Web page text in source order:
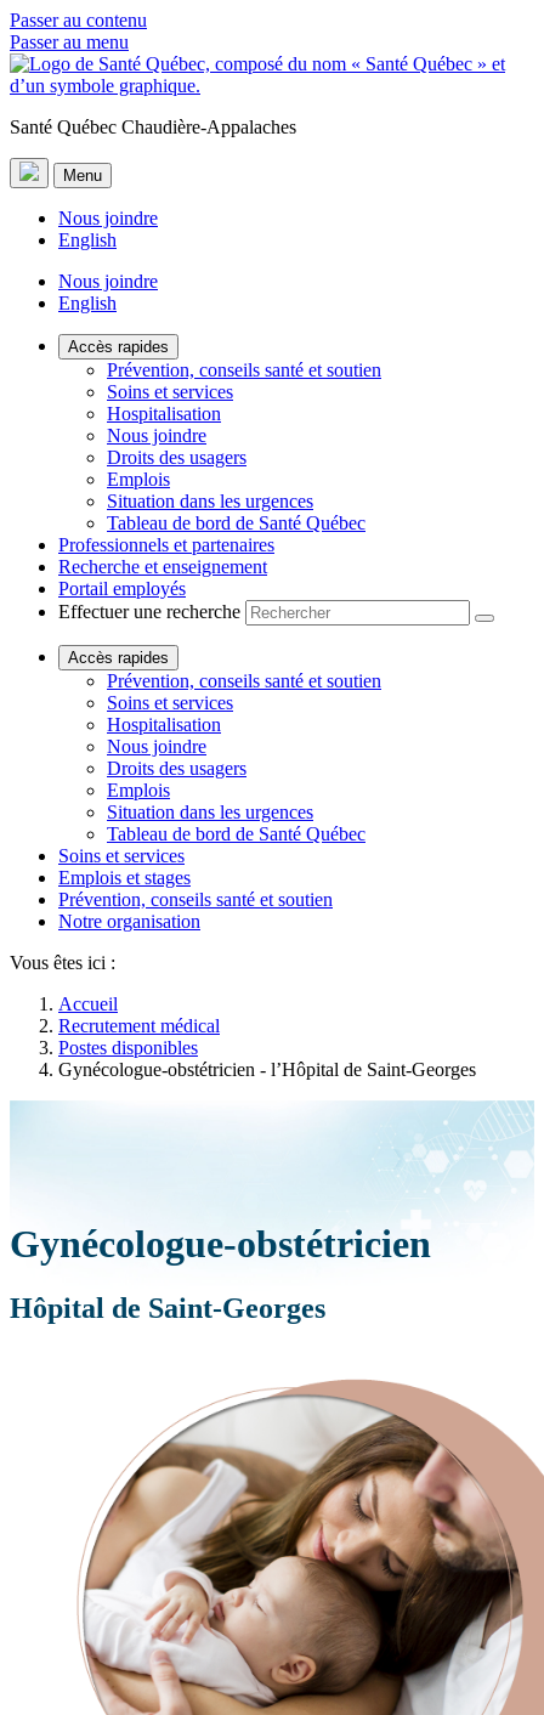
Passer au contenu
Passer au menu
Santé Québec Chaudière-Appalaches
Menu
Nous joindre
English
Nous joindre
English
Accès rapides
Prévention, conseils santé et soutien
Soins et services
Hospitalisation
Nous joindre
Droits des usagers
Emplois
Situation dans les urgences
Tableau de bord de Santé Québec
Professionnels et partenaires
Recherche et enseignement
Portail employés
Effectuer une recherche
Accès rapides
Prévention, conseils santé et soutien
Soins et services
Hospitalisation
Nous joindre
Droits des usagers
Emplois
Situation dans les urgences
Tableau de bord de Santé Québec
Soins et services
Emplois et stages
Prévention, conseils santé et soutien
Notre organisation
Vous êtes ici :
Accueil
Recrutement médical
Postes disponibles
Gynécologue-obstétricien - l’Hôpital de Saint-Georges
Gynécologue-obstétricien
Hôpital de Saint-Georges